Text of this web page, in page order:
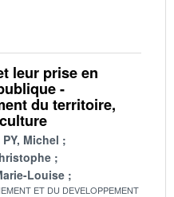
leur prise en
-
du territoire,
PY, Michel
Louise
ET DU DEVELOPPEMENT